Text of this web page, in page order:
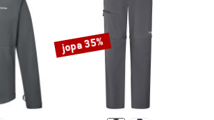
jopa 35%